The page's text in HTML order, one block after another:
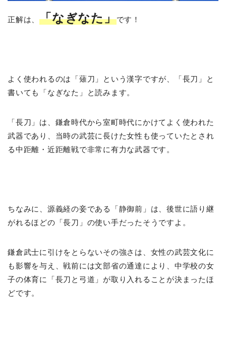
正解は、「なぎなた」です！
よく使われるのは「薙刀」という漢字ですが、「長刀」と
書いても「なぎなた」と読みます。
「長刀」は、鎌倉時代から室町時代にかけてよく使われた
武器であり、当時の武芸に長けた女性も使っていたとされ
る中距離・近距離戦で非常に有力な武器です。
ちなみに、源義経の妾である「静御前」は、後世に語り継
がれるほどの「長刀」の使い手だったそうですよ。
鎌倉武士に引けをとらないその強さは、女性の武芸文化に
も影響を与え、戦前には文部省の通達により、中学校の女
子の体育に「長刀と弓道」が取り入れることが決まったほ
どです。